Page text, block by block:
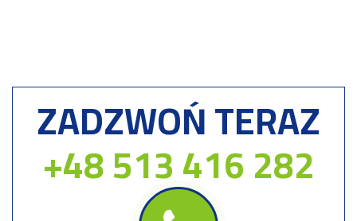
ZADZWOŃ TERAZ
+48 513 416 282